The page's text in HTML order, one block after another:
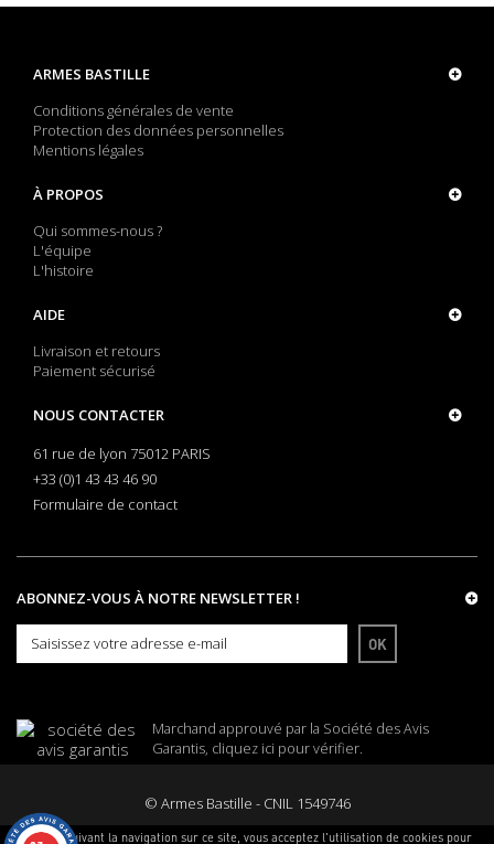
En poursuivant la navigation sur ce site, vous acceptez l'utilisation de cookies pour
ARMES BASTILLE
Conditions générales de vente
Protection des données personnelles
Mentions légales
À PROPOS
Qui sommes-nous ?
L'équipe
L'histoire
AIDE
Livraison et retours
Paiement sécurisé
NOUS CONTACTER
61 rue de lyon 75012 PARIS
+33 (0)1 43 43 46 90
Formulaire de contact
ABONNEZ-VOUS À NOTRE NEWSLETTER !
OK
Marchand approuvé par la Société des Avis
Garantis, cliquez ici pour vérifier.
© Armes Bastille - CNIL 1549746